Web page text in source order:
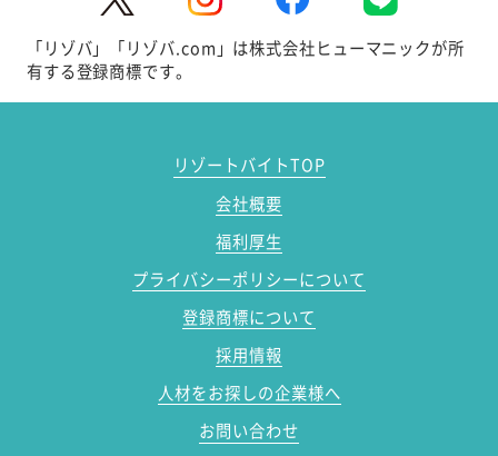
「リゾバ」「リゾバ.com」は株式会社ヒューマニックが所
有する登録商標です。
リゾートバイトTOP
会社概要
福利厚生
プライバシーポリシーについて
登録商標について
採用情報
人材をお探しの企業様へ
お問い合わせ